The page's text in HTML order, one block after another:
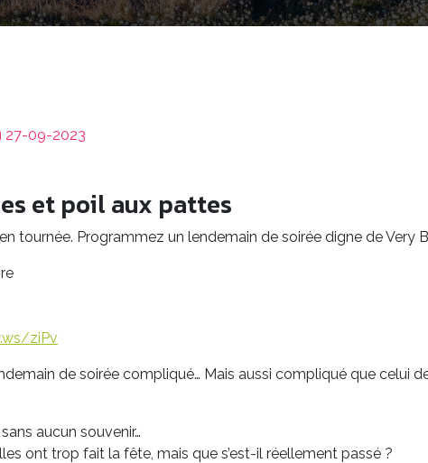
27-09-2023
et poil aux pattes
tournée. Programmez un lendemain de soirée digne de Very
ziPv
de soirée compliqué… Mais aussi compliqué que celui
aucun souvenir…
ont trop fait la fête, mais que s’est-il réellement passé ?